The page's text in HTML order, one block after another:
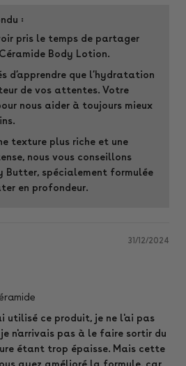
:
pris le temps de partager
Body Lotion.
d’apprendre que l’hydratation
de vos attentes. Votre
nous aider à toujours mieux
texture plus riche et une
nous vous conseillons
Butter, spécialement formulée
en profondeur.
31/12/2024
utilisé ce produit, je ne l'ai pas
n'arrivais pas à le faire sortir du
étant trop épaisse. Mais cette
ayez amélioré la formule, car